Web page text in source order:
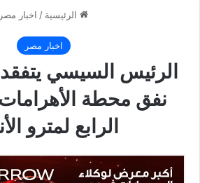
الرئيسية / اخبار مصر
اخبار مصر
الرئيس السيسي
نفق محطة
الرابع لمترو